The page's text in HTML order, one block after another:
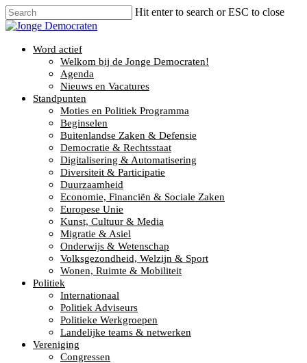
Hit enter to search or ESC to close
Word actief
Welkom bij de Jonge Democraten!
Agenda
Nieuws en Vacatures
Standpunten
Moties en Politiek Programma
Beginselen
Buitenlandse Zaken & Defensie
Democratie & Rechtsstaat
Digitalisering & Automatisering
Diversiteit & Participatie
Duurzaamheid
Economie, Financiën & Sociale Zaken
Europese Unie
Kunst, Cultuur & Media
Migratie & Asiel
Onderwijs & Wetenschap
Volksgezondheid, Welzijn & Sport
Wonen, Ruimte & Mobiliteit
Politiek
Internationaal
Politiek Adviseurs
Politieke Werkgroepen
Landelijke teams & netwerken
Vereniging
Congressen